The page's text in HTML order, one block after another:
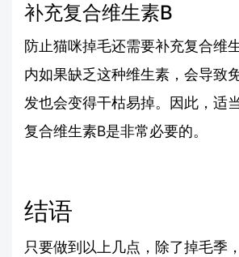
补充复合维生素B
防止猫咪掉毛还需要补充复合维
内如果缺乏这种维生素，会导致
发也会变得干枯易掉。因此，适
复合维生素B是非常必要的。
结语
只要做到以上几点，除了掉毛季